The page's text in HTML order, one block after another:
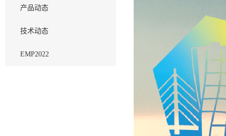
产品动态
技术动态
EMP2022